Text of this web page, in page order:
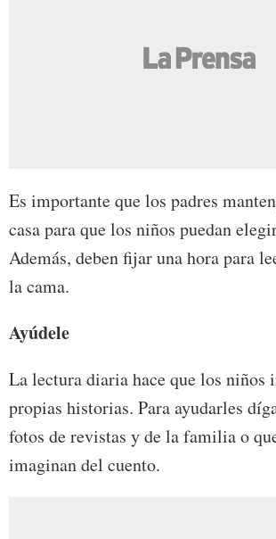
Es importante que los padres
casa para que los niños puedan
Además, deben fijar una hora para
la cama.
Ayúdele
La lectura diaria hace que los niños
propias historias. Para ayudarles
fotos de revistas y de la familia o
imaginan del cuento.